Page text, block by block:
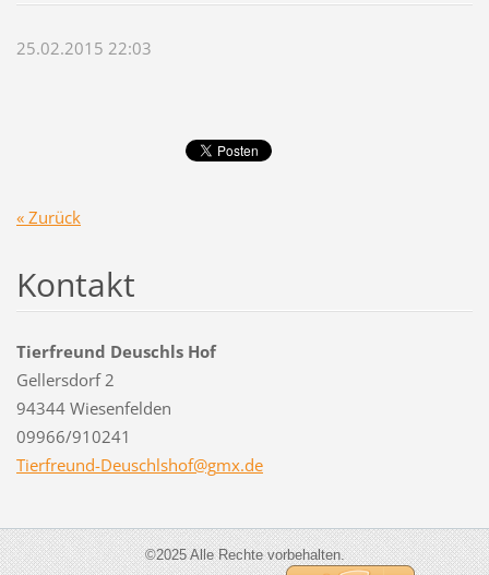
25.02.2015 22:03
« Zurück
Kontakt
Tierfreund Deuschls Hof
Gellersdorf 2
94344 Wiesenfelden
09966/910241
Tierfreund-Deuschlshof@gmx.de
©2025 Alle Rechte vorbehalten.